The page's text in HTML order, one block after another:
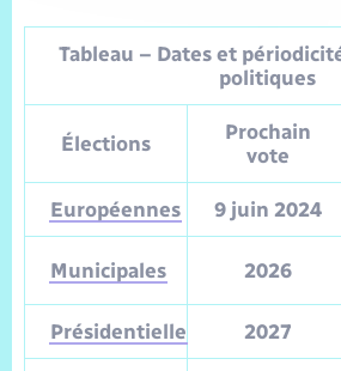
Tableau – Dates et
politiques
Élections
Prochain
vote
Européennes 9 juin 2024
Municipales 2026
Présidentielle 2027